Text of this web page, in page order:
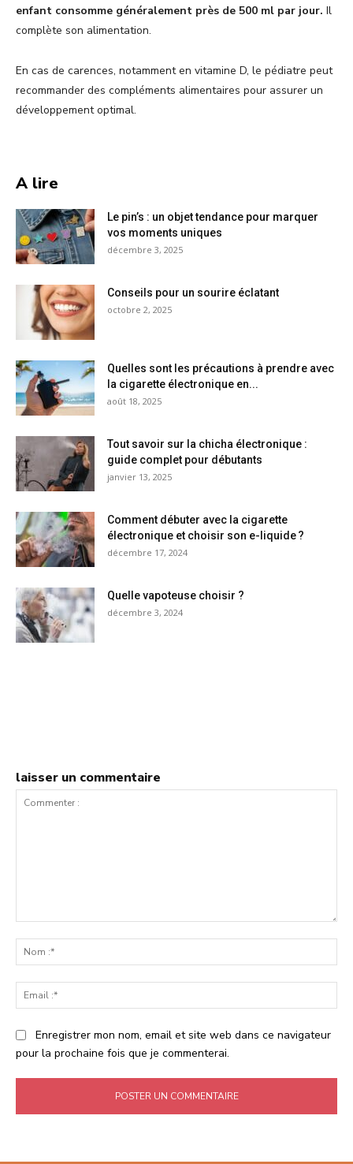
enfant consomme généralement près de 500 ml par jour. Il
complète son alimentation.
En cas de carences, notamment en vitamine D, le pédiatre peut
recommander des compléments alimentaires pour assurer un
développement optimal.
A lire
Le pin’s : un objet tendance pour marquer
vos moments uniques
décembre 3, 2025
Conseils pour un sourire éclatant
octobre 2, 2025
Quelles sont les précautions à prendre avec
la cigarette électronique en...
août 18, 2025
Tout savoir sur la chicha électronique :
guide complet pour débutants
janvier 13, 2025
Comment débuter avec la cigarette
électronique et choisir son e-liquide ?
décembre 17, 2024
Quelle vapoteuse choisir ?
décembre 3, 2024
laisser un commentaire
:*
:*
Enregistrer mon nom, email et site web dans ce navigateur
pour la prochaine fois que je commenterai.